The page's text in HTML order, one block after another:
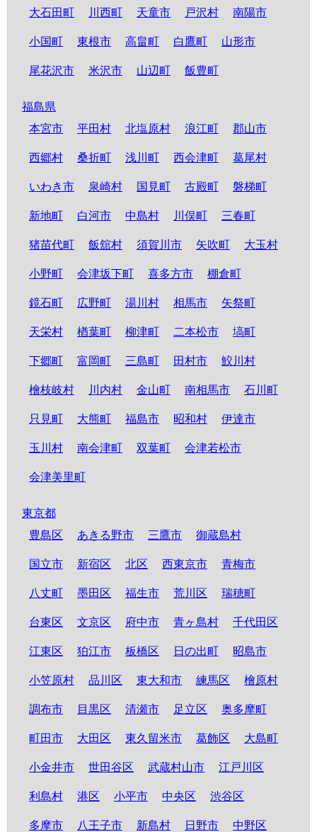
大石田町 川西町 天童市 戸沢村 南陽市
小国町 東根市 高畠町 白鷹町 山形市
尾花沢市 米沢市 山辺町 飯豊町
福島県
本宮市
平田村 北塩原村 浪江町 郡山市
西郷村 桑折町 浅川町 西会津町 葛尾村
いわき市 泉崎村 国見町 古殿町 磐梯町
新地町 白河市 中島村 川俣町 三春町
猪苗代町 飯舘村 須賀川市 矢吹町 大玉村
小野町 会津坂下町 喜多方市 棚倉町
鏡石町 広野町 湯川村 相馬市 矢祭町
天栄村 楢葉町 柳津町 二本松市 塙町
下郷町 富岡町 三島町 田村市 鮫川村
檜枝岐村 川内村 金山町 南相馬市 石川町
只見町 大熊町 福島市 昭和村 伊達市
玉川村 南会津町 双葉町 会津若松市
会津美里町
東京都
豊島区
あきる野市 三鷹市 御蔵島村
国立市 新宿区 北区 西東京市 青梅市
八丈町 墨田区 福生市 荒川区 瑞穂町
台東区 文京区 府中市 青ヶ島村 千代田区
江東区 狛江市 板橋区 日の出町 昭島市
小笠原村 品川区 東大和市 練馬区 檜原村
調布市 目黒区 清瀬市 足立区 奥多摩町
町田市 大田区 東久留米市 葛飾区 大島町
小金井市 世田谷区 武蔵村山市 江戸川区
利島村 港区 小平市 中央区 渋谷区
多摩市 八王子市 新島村 日野市 中野区